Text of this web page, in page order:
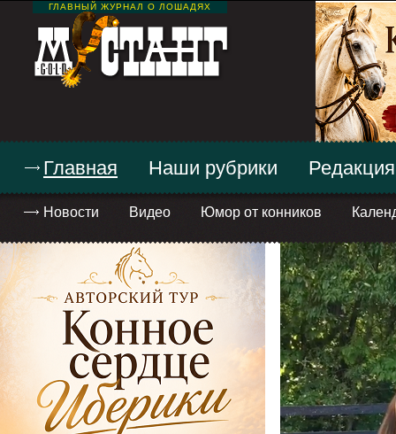
ГЛАВНЫЙ ЖУРНАЛ О ЛОШАДЯХ
Главная
Новости Видео Юмор от конников
Наши рубрики Редакция